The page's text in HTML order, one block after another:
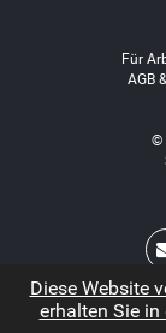
Für
AGB
©
Diese Website
erhalten Sie